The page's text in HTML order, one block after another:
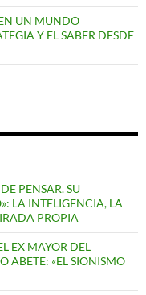
UN MUNDO
Y EL SABER DESDE
PENSAR. SU
LA INTELIGENCIA, LA
PROPIA
EX MAYOR DEL
ABETE: «EL SIONISMO